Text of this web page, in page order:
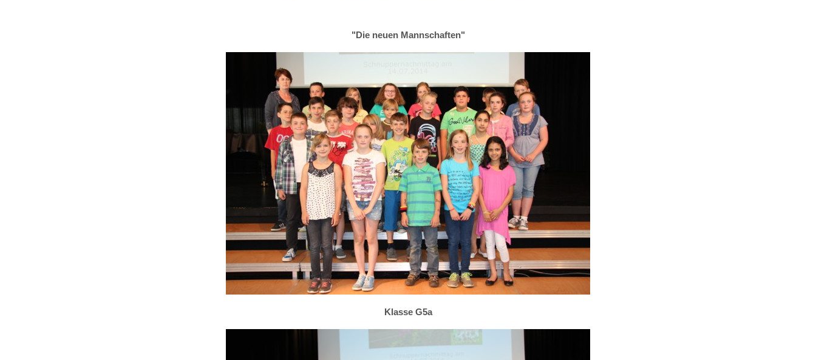
"Die neuen Mannschaften"
Klasse G5a